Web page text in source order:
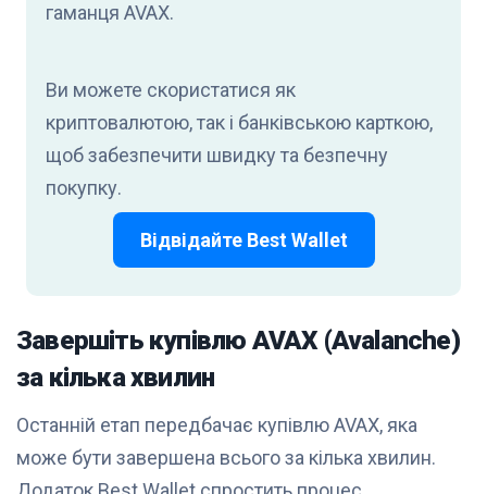
гаманця AVAX.
Ви можете скористатися як
криптовалютою, так і банківською карткою,
щоб забезпечити швидку та безпечну
покупку.
Відвідайте Best Wallet
Завершіть купівлю AVAX (Avalanche)
за кілька хвилин
Останній етап передбачає купівлю AVAX, яка
може бути завершена всього за кілька хвилин.